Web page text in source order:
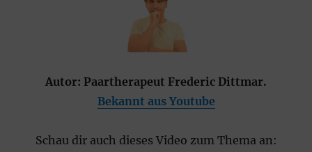
Autor: Paartherapeut Frederic Dittmar.
Bekannt aus Youtube
Schau dir auch dieses Video zum Thema an: